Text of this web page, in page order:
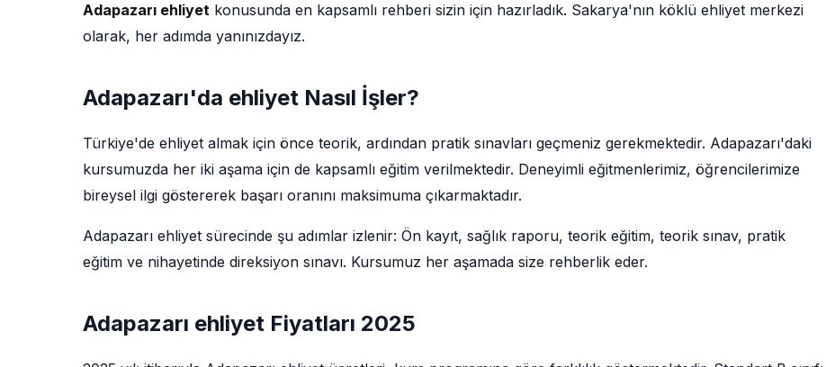
Adapazarı ehliyet konusunda en kapsamlı rehberi sizin için hazırladık. Sakarya'nın köklü ehliyet merkezi
olarak, her adımda yanınızdayız.
Adapazarı'da ehliyet Nasıl İşler?
Türkiye'de ehliyet almak için önce teorik, ardından pratik sınavları geçmeniz gerekmektedir. Adapazarı'daki
kursumuzda her iki aşama için de kapsamlı eğitim verilmektedir. Deneyimli eğitmenlerimiz, öğrencilerimize
bireysel ilgi göstererek başarı oranını maksimuma çıkarmaktadır.
Adapazarı ehliyet sürecinde şu adımlar izlenir: Ön kayıt, sağlık raporu, teorik eğitim, teorik sınav, pratik
eğitim ve nihayetinde direksiyon sınavı. Kursumuz her aşamada size rehberlik eder.
Adapazarı ehliyet Fiyatları 2025